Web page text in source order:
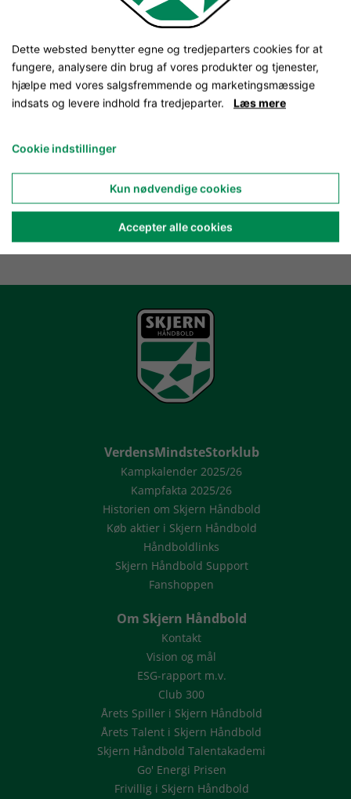
VerdensMindsteStorklub
Kampkalender 2025/26
Kampfakta 2025/26
Historien om Skjern Håndbold
Køb aktier i Skjern Håndbold
Håndboldlinks
Skjern Håndbold Support
Fanshoppen
Om Skjern Håndbold
Kontakt
Vision og mål
ESG-rapport m.v.
Club 300
Årets Spiller i Skjern Håndbold
Årets Talent i Skjern Håndbold
Skjern Håndbold Talentakademi
Go' Energi Prisen
Frivillig i Skjern Håndbold
Dette websted benytter egne og tredjeparters cookies for at
fungere, analysere din brug af vores produkter og tjenester,
hjælpe med vores salgsfremmende og marketingsmæssige
indsats og levere indhold fra tredjeparter. Læs mere
Cookie indstillinger
Kun nødvendige cookies
Accepter alle cookies